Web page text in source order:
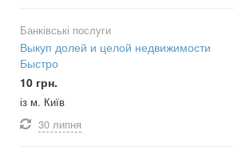
Банківські послуги
Выкуп долей и целой недвижимости
Быстро
10 грн.
із м. Київ
30 липня